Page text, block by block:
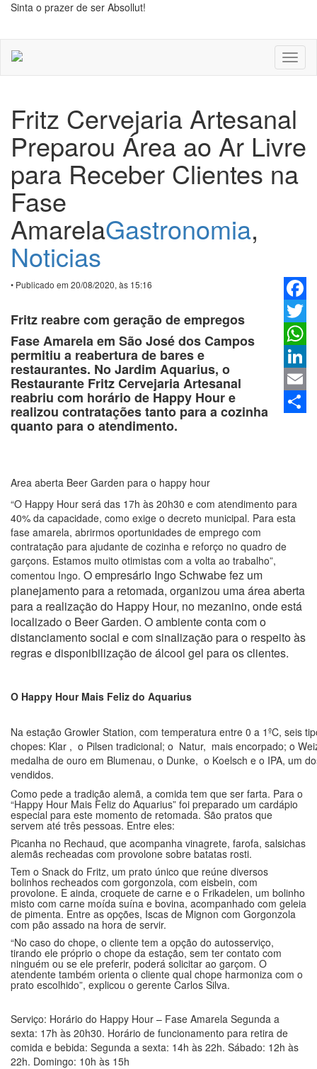
Sinta o prazer de ser Absollut!
Fritz Cervejaria Artesanal
Preparou Área ao Ar Livre
para Receber Clientes na
Fase
AmarelaGastronomia,
Noticias
• Publicado em 20/08/2020, às 15:16
Twitter
Email
Fritz reabre com geração de empregos
Fase Amarela em São José dos Campos
permitiu a reabertura de bares e
restaurantes. No Jardim Aquarius, o
Restaurante Fritz Cervejaria Artesanal
reabriu com horário de Happy Hour e
realizou contratações tanto para a cozinha
quanto para o atendimento.
Area aberta Beer Garden para o happy hour
“O Happy Hour será das 17h às 20h30 e com atendimento para
40% da capacidade, como exige o decreto municipal. Para esta
fase amarela, abrirmos oportunidades de emprego com
contratação para ajudante de cozinha e reforço no quadro de
garçons. Estamos muito otimistas com a volta ao trabalho”,
comentou Ingo. O empresário Ingo Schwabe fez um
planejamento para a retomada, organizou uma área aberta
para a realização do Happy Hour, no mezanino, onde está
localizado o Beer Garden. O ambiente conta com o
distanciamento social e com sinalização para o respeito às
regras e disponibilização de álcool gel para os clientes.
O Happy Hour Mais Feliz do Aquarius
Na estação Growler Station, com temperatura entre 0 a 1ºC, seis
chopes: Klar , o Pilsen tradicional; o Natur, mais encorpado; o
medalha de ouro em Blumenau, o Dunke, o Koelsch e o IPA, um
vendidos.
Como pede a tradição alemã, a comida tem que ser farta. Para o
“Happy Hour Mais Feliz do Aquarius” foi preparado um cardápio
especial para este momento de retomada. São pratos que
servem até três pessoas. Entre eles:
Picanha no Rechaud, que acompanha vinagrete, farofa, salsichas
alemãs recheadas com provolone sobre batatas rosti.
Tem o Snack do Fritz, um prato único que reúne diversos
bolinhos recheados com gorgonzola, com eisbein, com
provolone. E ainda, croquete de carne e o Frikadelen, um bolinho
misto com carne moída suína e bovina, acompanhado com geleia
de pimenta. Entre as opções, Iscas de Mignon com Gorgonzola
com pão assado na hora de servir.
“No caso do chope, o cliente tem a opção do autosserviço,
tirando ele próprio o chope da estação, sem ter contato com
ninguém ou se ele preferir, poderá solicitar ao garçom. O
atendente também orienta o cliente qual chope harmoniza com o
prato escolhido”, explicou o gerente Carlos Silva.
Serviço: Horário do Happy Hour – Fase Amarela Segunda a
sexta: 17h às 20h30. Horário de funcionamento para retira de
comida e bebida: Segunda a sexta: 14h às 22h. Sábado: 12h às
22h. Domingo: 10h às 15h